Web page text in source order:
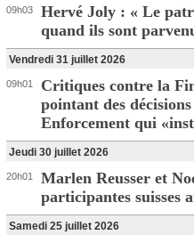
09h03
Hervé Joly : « Le
quand ils sont
Vendredi 31 juillet 2026
09h01
Critiques contre la
pointant des
Enforcement qui
Jeudi 30 juillet 2026
20h01
Marlen Reusser et
participantes suisses
Samedi 25 juillet 2026